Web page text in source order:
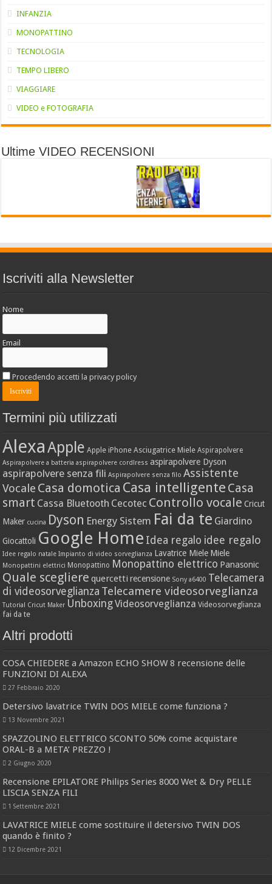
INFANZIA
MONOPATTINO
TECNOLOGIA
TEMPO LIBERO
VIAGGIARE
VIDEO e FOTOGRAFIA
Ultime VIDEO RECENSIONI
Iscriviti alla Newsletter
Nome
Email
Procedendo accetti la privacy policy
Termini più utilizzati
AlexaApple Apple iPhone Asciugatrice Miele Aspirapolvere
Aspirapolvere a batteria aspirapolvere cordlress aspirapolvere Dyson
aspirapolvere senza fili Aspirapolvere senza filo Assistente
Vocale Casa domotica Casa intelligente Casa
smart Cassa Bluetooth Cecotec Controllo vocale Cricut
Maker cucina Dyson Energy Sistem Fai da te Giardino
Giocattoli Google Home Idea regalo idee regalo
Idee regalo natale Impianto di video sorveglianza Lavatrice Miele Miele
Monopattini elettrici Monopattino Monopattino elettrico Panasonic
Quale scegliere quercetti recensione Sony a6400 Telecamera
di videosorveglianza Telecamere videosorveglianza
Tutorial Cricut Maker UnboxingVideosorveglianza Videosorveglianza
fai da te
Altri prodotti
COSA CHIEDERE a Amazon ECHO SHOW 8 recensione delle
FUNZIONI DI ALEXA
27 Febbraio 2020
Detersivo lavatrice TWIN DOS MIELE come funziona ?
13 Novembre 2021
SPAZZOLINO ELETTRICO SCONTO 50% come acquistare
ORAL-B a META’ PREZZO !
2 Giugno 2020
Recensione EPILATORE Philips Series 8000 Wet & Dry PELLE
LISCIA SENZA FILI
1 Settembre 2021
LAVATRICE MIELE come sostituire il detersivo TWIN DOS
quando è finito ?
12 Dicembre 2021